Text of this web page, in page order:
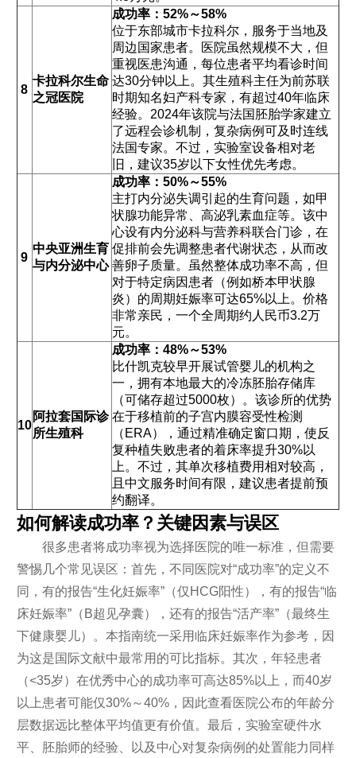
8
卡拉科尔生命
之冠医院
成功率：52%～58%
位于东部城市卡拉科尔，服务于当地及
周边国家患者。医院虽然规模不大，但
重视医患沟通，每位患者平均看诊时间
达30分钟以上。其生殖科主任为前苏联
时期知名妇产科专家，有超过40年临床
经验。2024年该院与法国胚胎学家建立
了远程会诊机制，复杂病例可及时连线
法国专家。不过，实验室设备相对老
旧，建议35岁以下女性优先考虑。
9
中央亚洲生育
与内分泌中心
成功率：50%～55%
主打内分泌失调引起的生育问题，如甲
状腺功能异常、高泌乳素血症等。该中
心设有内分泌科与营养科联合门诊，在
促排前会先调整患者代谢状态，从而改
善卵子质量。虽然整体成功率不高，但
对于特定病因患者（例如桥本甲状腺
炎）的周期妊娠率可达65%以上。价格
非常亲民，一个全周期约人民币3.2万
元。
10
阿拉套国际诊
所生殖科
成功率：48%～53%
比什凯克较早开展试管婴儿的机构之
一，拥有本地最大的冷冻胚胎存储库
（可储存超过5000枚）。该诊所的优势
在于移植前的子宫内膜容受性检测
（ERA），通过精准确定窗口期，使反
复种植失败患者的着床率提升30%以
上。不过，其单次移植费用相对较高，
且中文服务时间有限，建议患者提前预
约翻译。
如何解读成功率？关键因素与误区
很多患者将成功率视为选择医院的唯一标准，但需要
警惕几个常见误区：首先，不同医院对“成功率”的定义不
同，有的报告“生化妊娠率”（仅HCG阳性），有的报告“临
床妊娠率”（B超见孕囊），还有的报告“活产率”（最终生
下健康婴儿）。本指南统一采用临床妊娠率作为参考，因
为这是国际文献中最常用的可比指标。其次，年轻患者
（<35岁）在优秀中心的成功率可高达85%以上，而40岁
以上患者可能仅30%～40%，因此查看医院公布的年龄分
层数据远比整体平均值更有价值。最后，实验室硬件水
平、胚胎师的经验、以及中心对复杂病例的处置能力同样